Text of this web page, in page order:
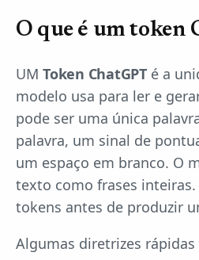
O que é um token
UM Token ChatGPTé a
modelo usa para ler e
pode ser uma única
palavra, um sinal de
um espaço em branco. O
texto como frases
tokens antes de produzir
Algumas diretrizes